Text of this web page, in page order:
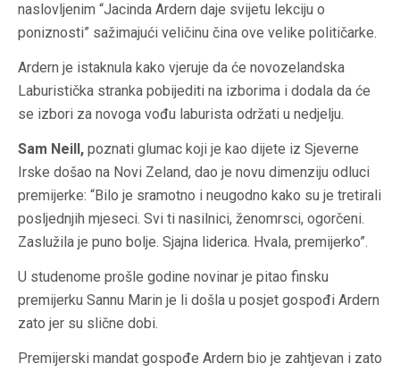
naslovljenim “Jacinda Ardern daje svijetu lekciju o
poniznosti” sažimajući veličinu čina ove velike političarke.
Ardern je istaknula kako vjeruje da će novozelandska
Laburistička stranka pobijediti na izborima i dodala da će
se izbori za novoga vođu laburista održati u nedjelju.
Sam Neill, poznati glumac koji je kao dijete iz Sjeverne
Irske došao na Novi Zeland, dao je novu dimenziju odluci
premijerke: “Bilo je sramotno i neugodno kako su je tretirali
posljednjih mjeseci. Svi ti nasilnici, ženomrsci, ogorčeni.
Zaslužila je puno bolje. Sjajna liderica. Hvala, premijerko”.
U studenome prošle godine novinar je pitao finsku
premijerku Sannu Marin je li došla u posjet gospođi Ardern
zato jer su slične dobi.
Premijerski mandat gospođe Ardern bio je zahtjevan i zato